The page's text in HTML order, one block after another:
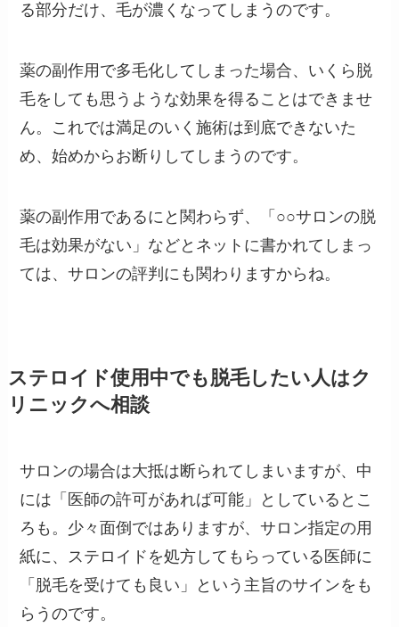
る部分だけ、毛が濃くなってしまうのです。
薬の副作用で多毛化してしまった場合、いくら脱
毛をしても思うような効果を得ることはできませ
ん。これでは満足のいく施術は到底できないた
め、始めからお断りしてしまうのです。
薬の副作用であるにと関わらず、「○○サロンの脱
毛は効果がない」などとネットに書かれてしまっ
ては、サロンの評判にも関わりますからね。
ステロイド使用中でも脱毛したい人はク
リニックへ相談
サロンの場合は大抵は断られてしまいますが、中
には「医師の許可があれば可能」としているとこ
ろも。少々面倒ではありますが、サロン指定の用
紙に、ステロイドを処方してもらっている医師に
「脱毛を受けても良い」という主旨のサインをも
らうのです。